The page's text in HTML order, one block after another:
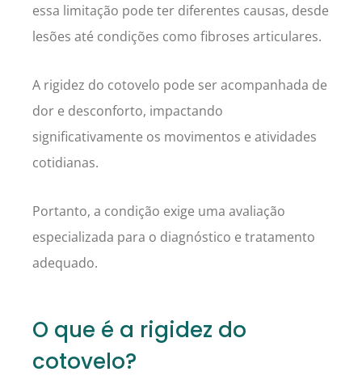
essa limitação pode ter diferentes causas, desde
lesões até condições como fibroses articulares.
A rigidez do cotovelo pode ser acompanhada de
dor e desconforto, impactando
significativamente os movimentos e atividades
cotidianas.
Portanto, a condição exige uma avaliação
especializada para o diagnóstico e tratamento
adequado.
O que é a rigidez do
cotovelo?